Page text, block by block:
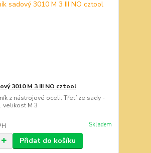
3010 M 3 III NO cztool
z nástrojové oceli. Třetí ze sady -
velikost M 3
Skladem
Přidat do košíku